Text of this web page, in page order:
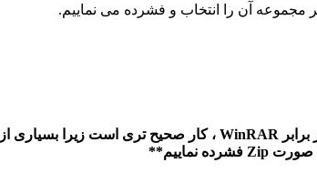
مجموعه آن را انتخاب و فشرده می نماییم.